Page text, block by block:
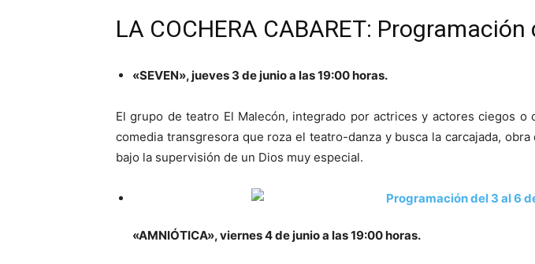
LA COCHERA CABARET:
«SEVEN», jueves 3 de junio a las 19:00 horas.
El grupo de teatro El Malecón, integrado por actrices y actores ciegos
comedia transgresora que roza el teatro-danza y busca la carcajada,
bajo la supervisión de un Dios muy especial.
«AMNIÓTICA», viernes 4 de junio a las 19:00 horas.